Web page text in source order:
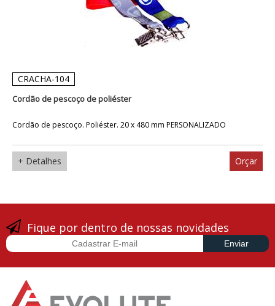
CRACHA-104
Cordão de pescoço de poliéster
Cordão de pescoço. Poliéster. 20 x 480 mm PERSONALIZADO
+ Detalhes Orçar
Fique por dentro de nossas novidades